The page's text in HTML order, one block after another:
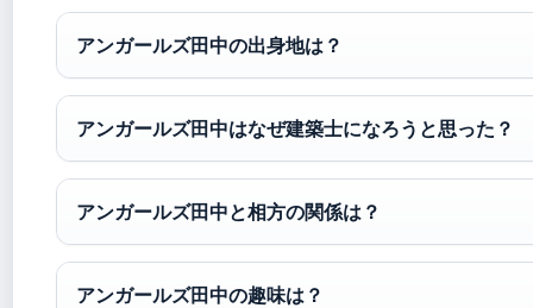
アンガールズ田中の出身地は？
アンガールズ田中はなぜ建築士になろうと思った？
アンガールズ田中と相方の関係は？
アンガールズ田中の趣味は？